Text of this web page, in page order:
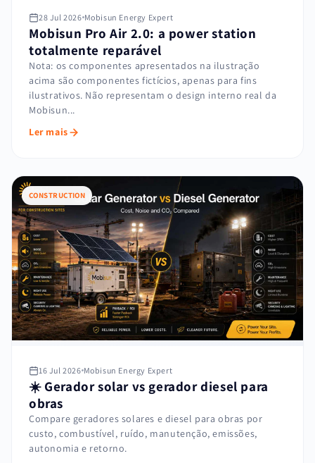
28 Jul 2026 Mobisun Energy Expert
Mobisun Pro Air 2.0: a power station
totalmente reparável
Nota: os componentes apresentados na ilustração
acima são componentes fictícios, apenas para fins
ilustrativos. Não representam o design interno real da
Mobisun...
Ler mais
CONSTRUCTION
16 Jul 2026 Mobisun Energy Expert
☀️ Gerador solar vs gerador diesel para
obras
Compare geradores solares e diesel para obras por
custo, combustível, ruído, manutenção, emissões,
autonomia e retorno.